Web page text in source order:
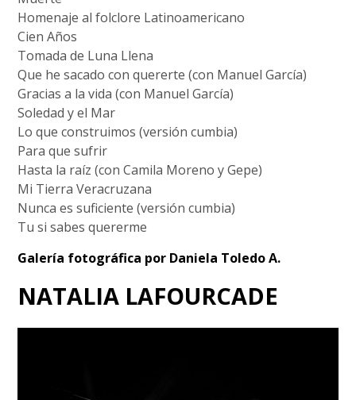
Homenaje al folclore Latinoamericano
Cien Años
Tomada de Luna Llena
Que he sacado con quererte (con Manuel García)
Gracias a la vida (con Manuel García)
Soledad y el Mar
Lo que construimos (versión cumbia)
Para que sufrir
Hasta la raíz (con Camila Moreno y Gepe)
Mi Tierra Veracruzana
Nunca es suficiente (versión cumbia)
Tu si sabes quererme
Galería fotográfica por Daniela Toledo A.
NATALIA LAFOURCADE